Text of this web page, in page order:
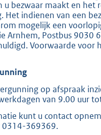
u bezwaar maakt en
Het indienen van een
mogelijk een
Arnhem, Postbus 9030
Voorwaarde voor
op afspraak
van 9.00 uur
kunt u contact
369369.